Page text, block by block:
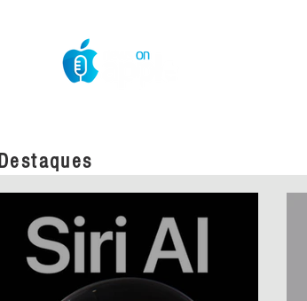
Destaques